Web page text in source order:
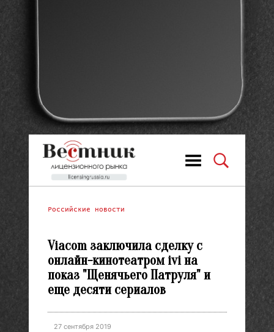
Российские новости
Viacom заключила сделку с
онлайн-кинотеатром ivi на
показ "Щенячьего Патруля" и
еще десяти сериалов
27 сентября 2019